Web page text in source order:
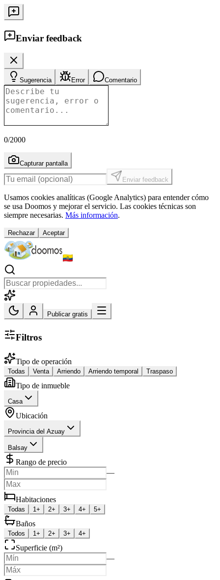
Enviar feedback
Sugerencia Error Comentario
0/2000
Capturar pantalla
Enviar feedback
Usamos cookies analíticas (Google Analytics) para entender cómo
se usa Doomos y mejorar el servicio. Las cookies técnicas son
siempre necesarias. Más información.
Rechazar Aceptar
Publicar gratis
Filtros
Tipo de operación
Todas Venta Arriendo Arriendo temporal Traspaso
Tipo de inmueble
Casa
Ubicación
Provincia del Azuay
Balsay
Rango de precio
—
Habitaciones
Todas 1+ 2+ 3+ 4+ 5+
Baños
Todos 1+ 2+ 3+ 4+
Superficie (m²)
—